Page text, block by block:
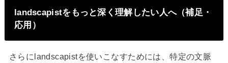
landscapistをもっと深く理解したい人へ（補足・
応用）
さらにlandscapistを使いこなすためには、特定の文脈